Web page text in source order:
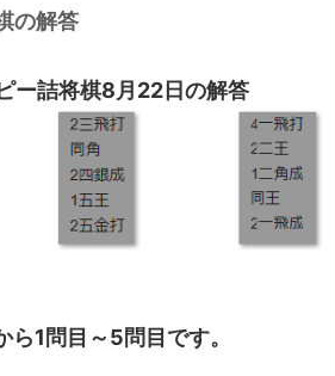
の解答
ー詰将棋8月22日の解答
ら1問目～5問目です。